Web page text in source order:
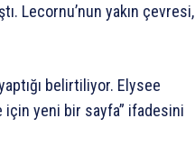
Lecornu’nun yakın çevresi,
belirtiliyor. Elysee
için yeni bir sayfa” ifadesini